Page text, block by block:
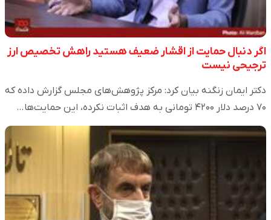
اگر دنبال حمایت از اقشار ضعیف هستید راهش تخصیص ارز
ترجیحی نیست
دکتر ایمان زنگنه بیان کرد: مرکز پژوهش‌های مجلس گزارش داده که
۷۰ درصد دلار ۴۲۰۰ تومانی به هدف اثبات نکرده، این حمایت‌ها…